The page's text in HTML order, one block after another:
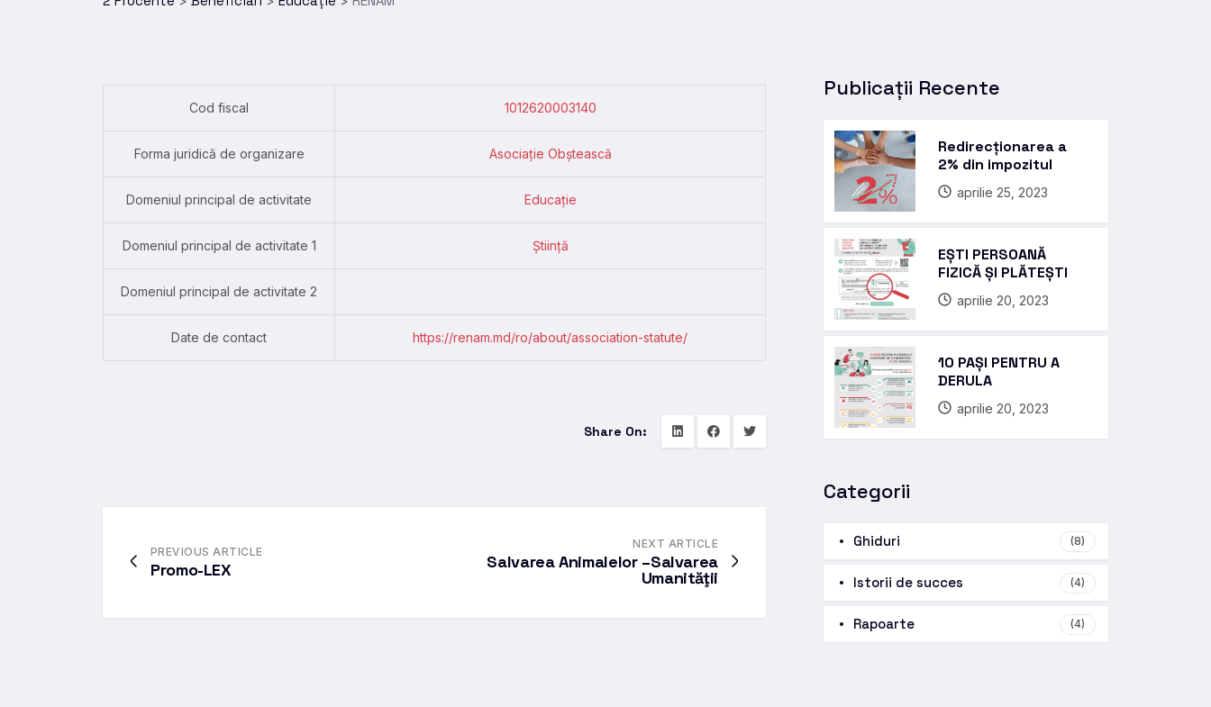
Cod fiscal 1012620003140
Forma juridică de organizare Asociație Obștească
Domeniul principal de activitate Educație
Domeniul principal de activitate 1 Știință
Domeniul principal de activitate 2
Date de contact https://renam.md/ro/about/association-statute/
Share On:
PREVIOUS ARTICLE
Promo-LEX
NEXT ARTICLE
Salvarea Animalelor –Salvarea
Umanităţii
Publicații Recente
Redirecționarea a
2% din impozitul
aprilie 25, 2023
EȘTI PERSOANĂ
FIZICĂ ȘI PLĂTEȘTI
aprilie 20, 2023
10 PAȘI PENTRU A
DERULA
aprilie 20, 2023
Categorii
Ghiduri (8)
Istorii de succes (4)
Rapoarte (4)